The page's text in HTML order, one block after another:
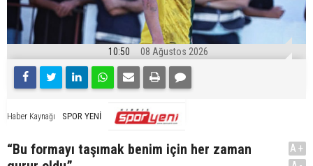
10:50 08 Ağustos 2026
Haber Kaynağı SPOR YENİ
“Bu formayı taşımak benim için her zaman
A+